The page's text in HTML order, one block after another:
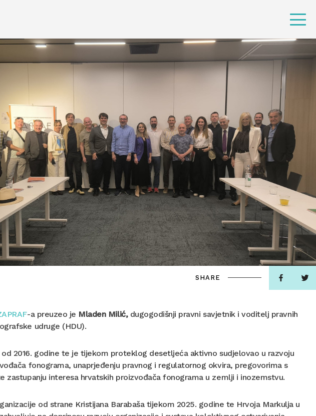
SHARE
-a preuzeo je Mladen Milić,dugogodišnji pravni savjetnik i voditelj pravnih
udruge (HDU).
2016. godine te je tijekom proteklog desetljeća aktivno sudjelovao u razvoju
fonograma, unaprjeđenju pravnog i regulatornog okvira, pregovorima s
zastupanju interesa hrvatskih proizvođača fonograma u zemlji i inozemstvu.
od strane Kristijana Barabaša tijekom 2025. godine te Hrvoja Markulja u